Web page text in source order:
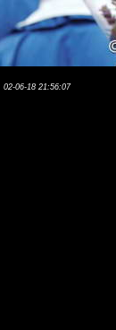
02-06-18 21:56:07